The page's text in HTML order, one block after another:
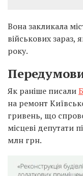
Вона закликала
військових зараз,
року.
Як раніше писали
на ремонт
гривень, що
місцеві депутати
млн грн.